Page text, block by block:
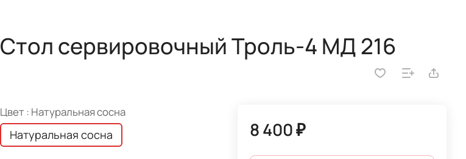
Стол сервировочный Троль-4 МД 216
Цвет : Натуральная сосна
Натуральная сосна 8 400 ₽